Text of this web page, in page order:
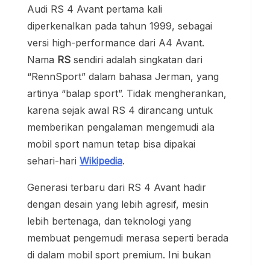
Audi RS 4 Avant pertama kali
diperkenalkan pada tahun 1999, sebagai
versi high-performance dari A4 Avant.
Nama RS sendiri adalah singkatan dari
“RennSport” dalam bahasa Jerman, yang
artinya “balap sport”. Tidak mengherankan,
karena sejak awal RS 4 dirancang untuk
memberikan pengalaman mengemudi ala
mobil sport namun tetap bisa dipakai
sehari-hari Wikipedia.
Generasi terbaru dari RS 4 Avant hadir
dengan desain yang lebih agresif, mesin
lebih bertenaga, dan teknologi yang
membuat pengemudi merasa seperti berada
di dalam mobil sport premium. Ini bukan